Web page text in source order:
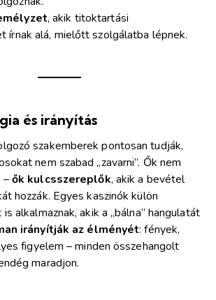
, akik titoktartási
írnak alá, mielőtt szolgálatba lépnek.
és irányítás
szakemberek pontosan tudják,
nem szabad „zavarni”. Ők nem
–ők kulcsszereplők, akik a bevétel
hozzák. Egyes kaszinók külön
alkalmaznak, akik a „bálna” hangulatát
irányítják az élményét: fények,
figyelem – minden összehangolt
maradjon.